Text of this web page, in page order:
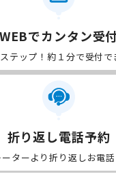
WEBでカンタン受
テップ！約１分で受付で
折り返し電話予約
ターより折り返しお電